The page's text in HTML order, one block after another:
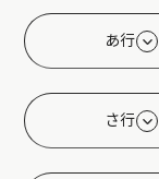
あ行
さ行